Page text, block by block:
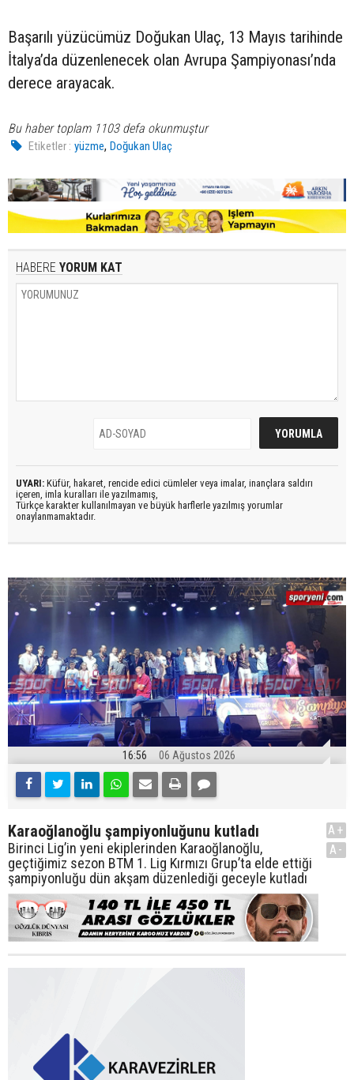
Başarılı yüzücümüz Doğukan Ulaç, 13 Mayıs tarihinde
İtalya’da düzenlenecek olan Avrupa Şampiyonası’nda
derece arayacak.
Bu haber toplam 1103 defa okunmuştur
Etiketler : yüzme,Doğukan Ulaç
HABERE YORUM KAT
UYARI: Küfür, hakaret, rencide edici cümleler veya imalar, inançlara saldırı
içeren, imla kuralları ile yazılmamış,
Türkçe karakter kullanılmayan ve büyük harflerle yazılmış yorumlar
onaylanmamaktadır.
16:56 06 Ağustos 2026
Karaoğlanoğlu şampiyonluğunu kutladı
Birinci Lig’in yeni ekiplerinden Karaoğlanoğlu,
geçtiğimiz sezon BTM 1. Lig Kırmızı Grup’ta elde ettiği
şampiyonluğu dün akşam düzenlediği geceyle kutladı
A+
A-